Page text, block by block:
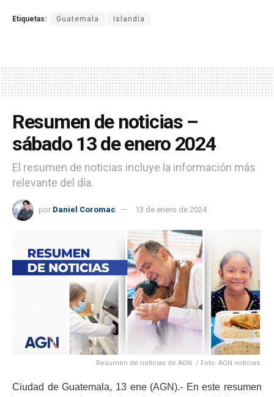
Etiquetas: Guatemala Islandia
Resumen de noticias –
sábado 13 de enero 2024
El resumen de noticias incluye la información más
relevante del día.
por Daniel Coromac 13 de enero de 2024
Resumen de noticias de AGN. / Foto: AGN noticias.
Ciudad de Guatemala, 13 ene (AGN).- En este resumen